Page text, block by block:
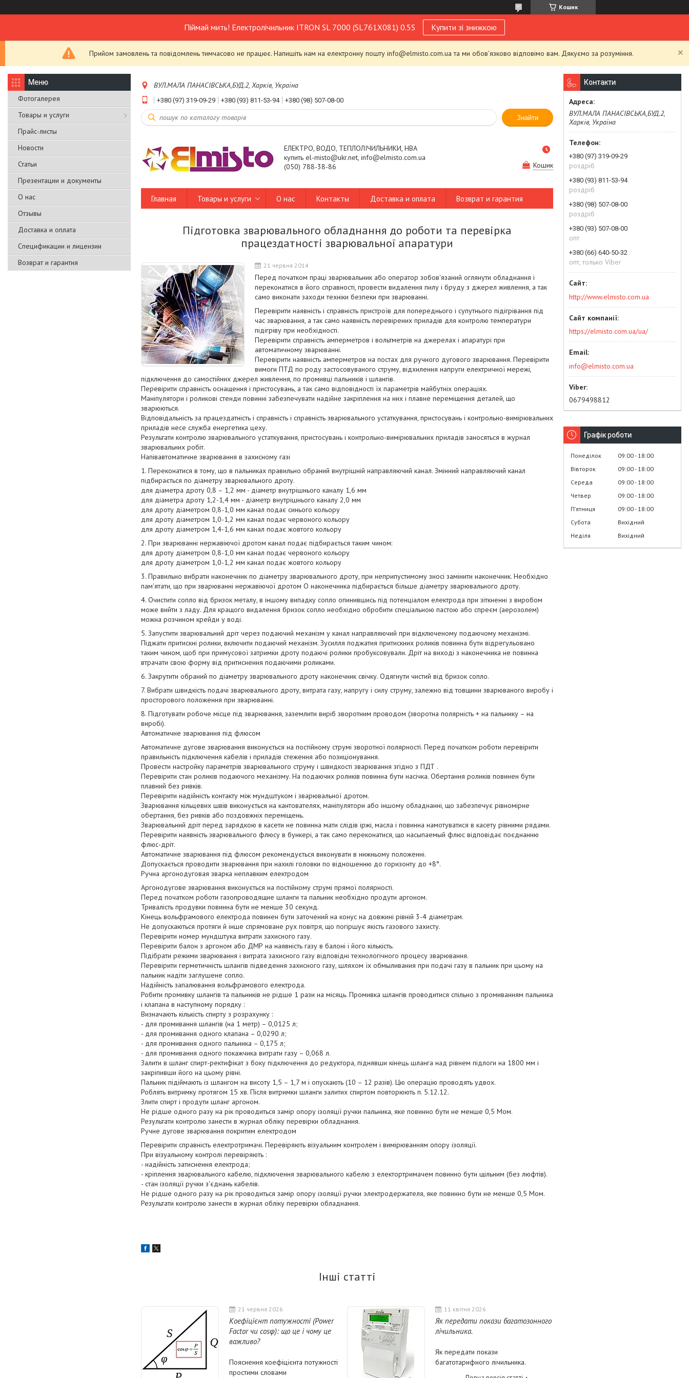
Кошик
Піймай мить! Електролічильник ITRON SL 7000 (SL761X081) 0.5S Купити зі знижкою
Прийом замовлень та повідомлень тимчасово не працює. Напишіть нам на електронну пошту info@elmisto.com.ua та ми обов'язково відповімо вам. Дякуємо за розуміння.
Фотогалерея
Товары и услуги
Прайс-листы
Новости
Статьи
Презентации и документы
О нас
Отзывы
Доставка и оплата
Спецификации и лицензии
Возврат и гарантия
ВУЛ.МАЛА ПАНАСІВСЬКА,БУД.2, Харків, Україна
+380 (97) 319-09-29 +380 (93) 811-53-94 +380 (98) 507-08-00
Знайти
ЕЛЕКТРО, ВОДО, ТЕПЛОЛІЧИЛЬНИКИ, НВА
купить el-misto@ukr.net, info@elmisto.com.ua
(050) 788-38-86
Кошик
Главная Товары и услуги О нас Контакты Доставка и оплата Возврат и гарантия
Підготовка зварювального обладнання до роботи та перевірка
працездатності зварювальної апаратури
21 червня 2014
Перед початком праці зварювальник або оператор зобов'язаний оглянути обладнання і
переконатися в його справності, провести видалення пилу і бруду з джерел живлення, а так
само виконати заходи техніки безпеки при зварюванні.
Перевірити наявність і справність пристроїв для попереднього і супутнього підігрівання під
час зварювання, а так само наявність перевірених приладів для контролю температури
підігріву при необхідності.
Перевірити справність амперметров і вольтметрів на джерелах і апаратурі при
автоматичному зварюванні.
Перевірити наявність амперметров на постах для ручного дугового зварювання. Перевірити
вимоги ПТД по роду застосовуваного струму, відхилення напруги електричної мережі,
підключення до самостійних джерел живлення, по промивці пальників і шлангів.
Перевірити справність оснащення і пристосувань, а так само відповідності їх параметрів майбутніх операціях.
Маніпулятори і роликові стенди повинні забезпечувати надійне закріплення на них і плавне переміщення деталей, що
зварюються.
Відповідальність за працездатність і справність і справність зварювального устаткування, пристосувань і контрольно-вимірювальних
приладів несе служба енергетика цеху.
Результати контролю зварювального устаткування, пристосувань і контрольно-вимірювальних приладів заносяться в журнал
зварювальних робіт.
Напівавтоматичне зварювання в захисному газі
1. Переконатися в тому, що в пальниках правильно обраний внутрішній направляючий канал. Змінний направляючий канал
підбирається по діаметру зварювального дроту.
для діаметра дроту 0,8 – 1,2 мм - діаметр внутрішнього каналу 1,6 мм
для діаметра дроту 1,2-1,4 мм - діаметр внутрішнього каналу 2,0 мм
для дроту діаметром 0,8-1,0 мм канал подає синього кольору
для дроту діаметром 1,0-1,2 мм канал подає червоного кольору
для дроту діаметром 1,4-1,6 мм канал подає жовтого кольору
2. При зварюванні нержавіючої дротом канал подає підбирається таким чином:
для дроту діаметром 0,8-1,0 мм канал подає червоного кольору
для дроту діаметром 1,0-1,2 мм канал подає жовтого кольору
3. Правильно вибрати наконечник по діаметру зварювального дроту, при неприпустимому зносі замінити наконечник. Необхідно
пам'ятати, що при зварюванні нержавіючої дротом O наконечника підбирається більше діаметру зварювального дроту.
4. Очистити сопло від бризок металу, в іншому випадку сопло опинившись під потенціалом електрода при зіткненні з виробом
може вийти з ладу. Для кращого видалення бризок сопло необхідно обробити спеціальною пастою або спреєм (аерозолем)
можна розчином крейди у воді.
5. Запустити зварювальний дріт через подаючий механізм у канал направляючий при відключеному подаючому механізмі.
Піджати притискні ролики, включити подаючий механізм. Зусилля поджатия притискних роликів повинна бути відрегульовано
таким чином, щоб при примусової затримки дроту подаючі ролики пробуксовували. Дріт на виході з наконечника не повинна
втрачати свою форму від притиснення подаючими роликами.
6. Закрутити обраний по діаметру зварювального дроту наконечник свічку. Одягнути чистий від бризок сопло.
7. Вибрати швидкість подачі зварювального дроту, витрата газу, напругу і силу струму, залежно від товщини зварюваного виробу і
просторового положення при зварюванні.
8. Підготувати робоче місце під зварювання, заземлити виріб зворотним проводом (зворотна полярність + на пальнику – на
виробі).
Автоматичне зварювання під флюсом
Автоматичне дугове зварювання виконується на постійному струмі зворотної полярності. Перед початком роботи перевірити
правильність підключення кабелів і приладів стеження або позиціонування.
Провести настройку параметрів зварювального струму і швидкості зварювання згідно з ПДТ .
Перевірити стан роликів подаючого механізму. На подаючих роликів повинна бути насічка. Обертання роликів повинен бути
плавний без ривків.
Перевірити надійність контакту між мундштуком і зварювальної дротом.
Зварювання кільцевих швів виконується на кантователях, маніпулятори або іншому обладнанні, що забезпечує рівномірне
обертання, без ривків або поздовжніх переміщень.
Зварювальний дріт перед зарядкою в касети не повинна мати слідів іржі, масла і повинна намотуватися в касету рівними рядами.
Перевірити наявність зварювального флюсу в бункері, а так само переконатися, що насыпаемый флюс відповідає поєднанню
флюс-дріт.
Автоматичне зварювання під флюсом рекомендується виконувати в нижньому положенні.
Допускається проводити зварювання при нахилі головки по відношенню до горизонту до +8°.
Ручна аргонодуговая зварка неплавким електродом
Аргонодугове зварювання виконується на постійному струмі прямої полярності.
Перед початком роботи газопроводящие шланги та пальник необхідно продути аргоном.
Тривалість продувки повинна бути не менше 30 секунд.
Кінець вольфрамового електрода повинен бути заточений на конус на довжині рівній 3-4 діаметрам.
Не допускаються протяги й інше спрямоване рух повітря, що погіршує якість газового захисту.
Перевірити номер мундштука витрати захисного газу.
Перевірити балон з аргоном або ДМР на наявність газу в балоні і його кількість.
Підібрати режими зварювання і витрата захисного газу відповідні технологічного процесу зварювання.
Перевірити герметичність шлангів підведення захисного газу, шляхом їх обмыливания при подачі газу в пальник при цьому на
пальник надіти заглушене сопло.
Надійність запалювання вольфрамового електрода.
Робити промивку шлангів та пальників не рідше 1 рази на місяць. Промивка шлангів проводитися спільно з промиванням пальника
і клапана в наступному порядку :
Визначають кількість спирту з розрахунку :
- для промивання шлангів (на 1 метр) – 0,0125 л;
- для промивання одного клапана – 0,0290 л;
- для промивання одного пальника – 0,175 л;
- для промивання одного покажчика витрати газу – 0,068 л.
Залити в шланг спирт-ректифікат з боку підключення до редуктора, піднявши кінець шланга над рівнем підлоги на 1800 мм і
закріпивши його на цьому рівні.
Пальник підіймають із шлангом на висоту 1,5 – 1,7 м і опускають (10 – 12 разів). Цю операцію проводять удвох.
Роблять витримку протягом 15 хв. Після витримки шланги залитих спиртом повторюють п. 5.12.12.
Злити спирт і продути шланг аргоном.
Не рідше одного разу на рік проводиться замір опору ізоляції ручки пальника, яке повинно бути не менше 0,5 Мом.
Результати контролю занести в журнал обліку перевірки обладнання.
Ручне дугове зварювання покритим електродом
Перевірити справність електротримачі. Перевіряють візуальним контролем і вимірюванням опору ізоляції.
При візуальному контролі перевіряють :
- надійність затиснення електрода;
- кріплення зварювального кабелю, підключення зварювального кабелю з електортримачем повинно бути щільним (без люфтів).
- стан ізоляції ручки з'єднань кабелів.
Не рідше одного разу на рік проводиться замір опору ізоляції ручки электродержателя, яке повинно бути не менше 0,5 Мом.
Результати контролю занести в журнал обліку перевірки обладнання.
Інші статті
21 червня 2026
Коефіцієнт потужності (Power
Factor чи cosφ): що це і чому це
важливо?
Пояснення коефіцієнта потужності
простими словами
11 квітня 2026
Як передати покази багатозонного
лічильника.
Як передати покази
багатотарифного лічильника.
Контакти
ВУЛ.МАЛА ПАНАСІВСЬКА,БУД.2,
Харків, Україна
+380 (97) 319-09-29
роздріб
+380 (93) 811-53-94
роздріб
+380 (98) 507-08-00
роздріб
+380 (93) 507-08-00
опт
+380 (66) 640-50-32
опт, только Viber
http://www.elmisto.com.ua
https://elmisto.com.ua/ua/
info@elmisto.com.ua
0679498812
Графік роботи
Понеділок 09:00 18:00
Вівторок
09:00 18:00
Середа
09:00 18:00
Четвер
09:00 18:00
Пʼятниця
09:00 18:00
Субота
Вихідний
Неділя
Вихідний